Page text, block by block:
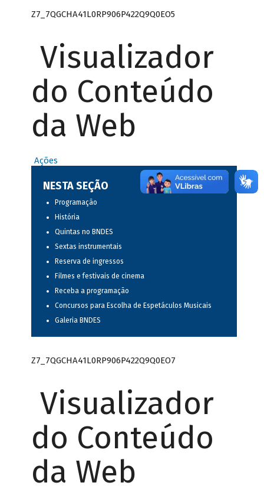
Z7_7QGCHA41L0RP906P422Q9Q0EO5
Visualizador
do Conteúdo
da Web
Ações
NESTA SEÇÃO
Programação
História
Quintas no BNDES
Sextas instrumentais
Reserva de ingressos
Filmes e festivais de cinema
Receba a programação
Concursos para Escolha de Espetáculos Musicais
Galeria BNDES
Z7_7QGCHA41L0RP906P422Q9Q0EO7
Visualizador
do Conteúdo
da Web